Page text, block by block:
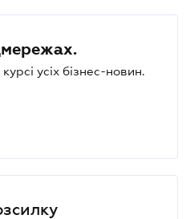
усіх бізнес-новин.